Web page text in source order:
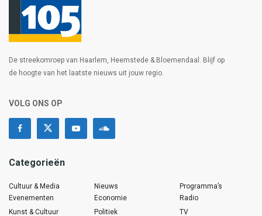
De streekomroep van Haarlem, Heemstede & Bloemendaal. Blijf op
de hoogte van het laatste nieuws uit jouw regio.
VOLG ONS OP
Categorieën
Cultuur & Media
Evenementen
Kunst & Cultuur
Nieuws
Economie
Politiek
Programma’s
Radio
TV